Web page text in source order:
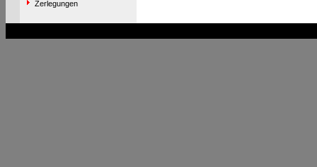
Zerlegungen